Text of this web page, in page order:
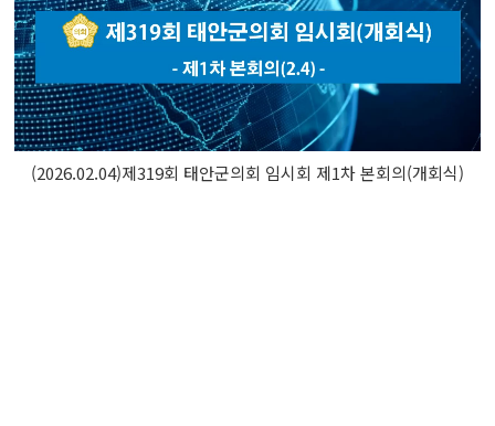
(2026.02.04)제319회 태안군의회 임시회 제1차 본회의(개회식)